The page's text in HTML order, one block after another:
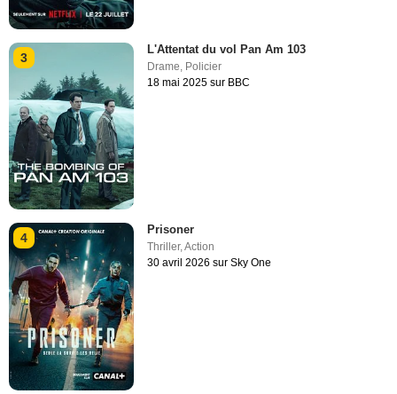
3
L'Attentat du vol Pan Am 103
Drame, Policier
18 mai 2025 sur BBC
4
Prisoner
Thriller,Action
30 avril 2026 sur Sky One